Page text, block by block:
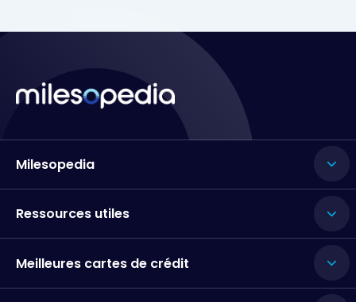
Milesopedia
Ressources utiles
Meilleures cartes de crédit